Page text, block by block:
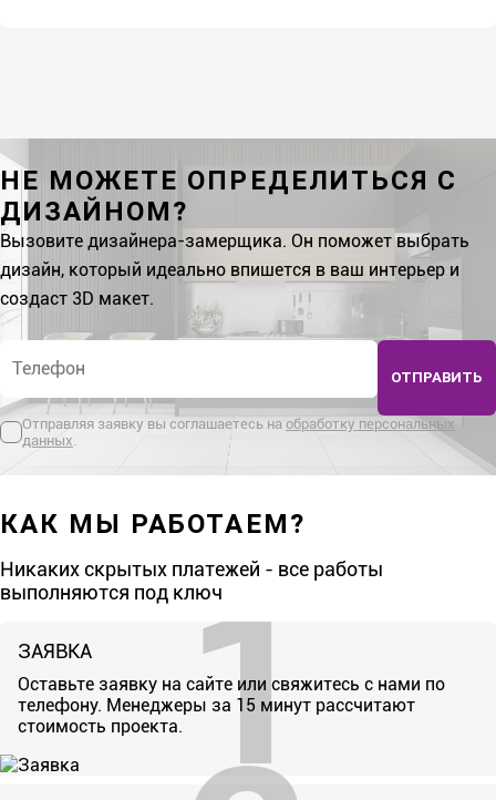
НЕ МОЖЕТЕ ОПРЕДЕЛИТЬСЯ С
ДИЗАЙНОМ?
Вызовите дизайнера-замерщика. Он поможет выбрать
дизайн, который идеально впишется в ваш интерьер и
создаст 3D макет.
Отправляя заявку вы соглашаетесь на обработку персональных
данных
ОТПРАВИТЬ
КАК МЫ РАБОТАЕМ?
Никаких скрытых платежей - все работы
выполняются под ключ
ЗАЯВКА
Оставьте заявку на сайте или свяжитесь с нами по
телефону. Менеджеры за 15 минут рассчитают
стоимость проекта.